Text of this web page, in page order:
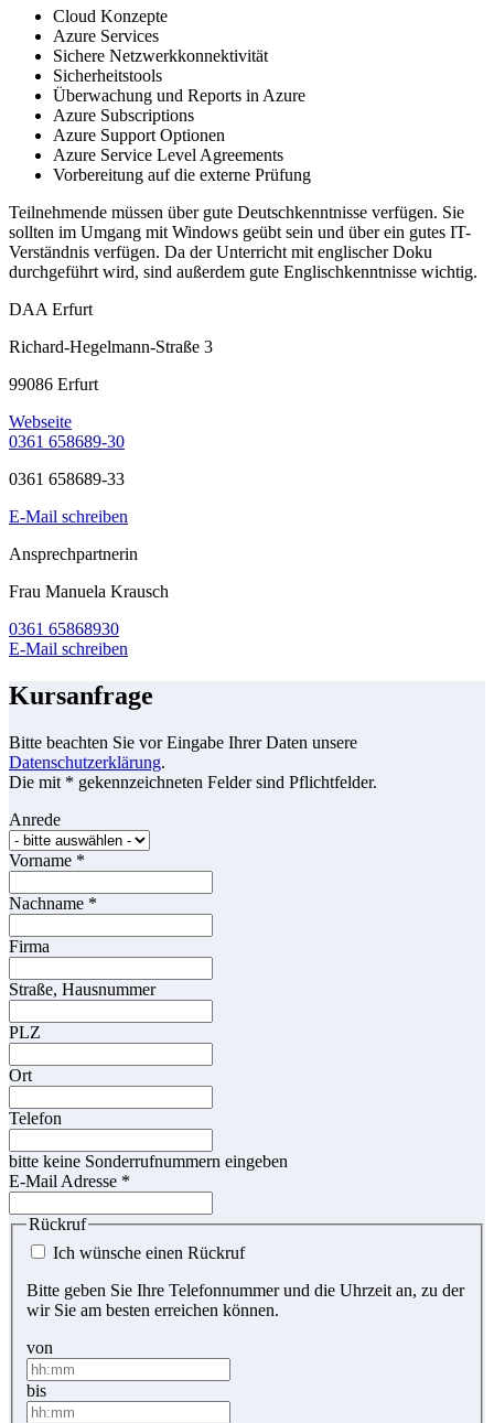
Cloud Konzepte
Azure Services
Sichere Netzwerkkonnektivität
Sicherheitstools
Überwachung und Reports in Azure
Azure Subscriptions
Azure Support Optionen
Azure Service Level Agreements
Vorbereitung auf die externe Prüfung
Teilnehmende müssen über gute Deutschkenntnisse verfügen. Sie
sollten im Umgang mit Windows geübt sein und über ein gutes IT-
Verständnis verfügen. Da der Unterricht mit englischer Doku
durchgeführt wird, sind außerdem gute Englischkenntnisse wichtig.
DAA Erfurt
Richard-Hegelmann-Straße 3
99086 Erfurt
Webseite
0361 658689-30
0361 658689-33
E-Mail schreiben
Ansprechpartnerin
Frau Manuela Krausch
0361 65868930
E-Mail schreiben
Kursanfrage
Bitte beachten Sie vor Eingabe Ihrer Daten unsere
Datenschutzerklärung.
Die mit * gekennzeichneten Felder sind Pflichtfelder.
Anrede
Vorname *
Nachname *
Firma
Straße, Hausnummer
PLZ
Ort
Telefon
bitte keine Sonderrufnummern eingeben
E-Mail Adresse *
Rückruf
Ich wünsche einen Rückruf
Bitte geben Sie Ihre Telefonnummer und die Uhrzeit an, zu der
wir Sie am besten erreichen können.
von
bis